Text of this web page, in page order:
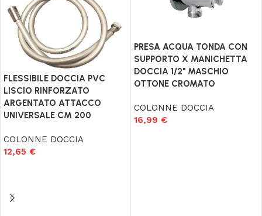
FLESSIBILE DOCCIA PVC
LISCIO RINFORZATO
ARGENTATO ATTACCO
UNIVERSALE CM 200
COLONNE DOCCIA
12,65 €
PRESA ACQUA TONDA CON
SUPPORTO X MANICHETTA
DOCCIA 1/2" MASCHIO
OTTONE CROMATO
COLONNE DOCCIA
16,99 €